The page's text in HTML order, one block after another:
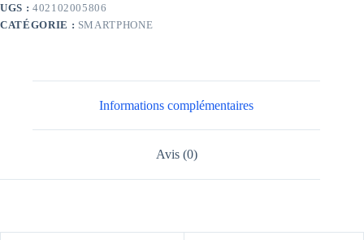
UGS : 402102005806
CATÉGORIE : SMARTPHONE
Informations complémentaires
Avis (0)